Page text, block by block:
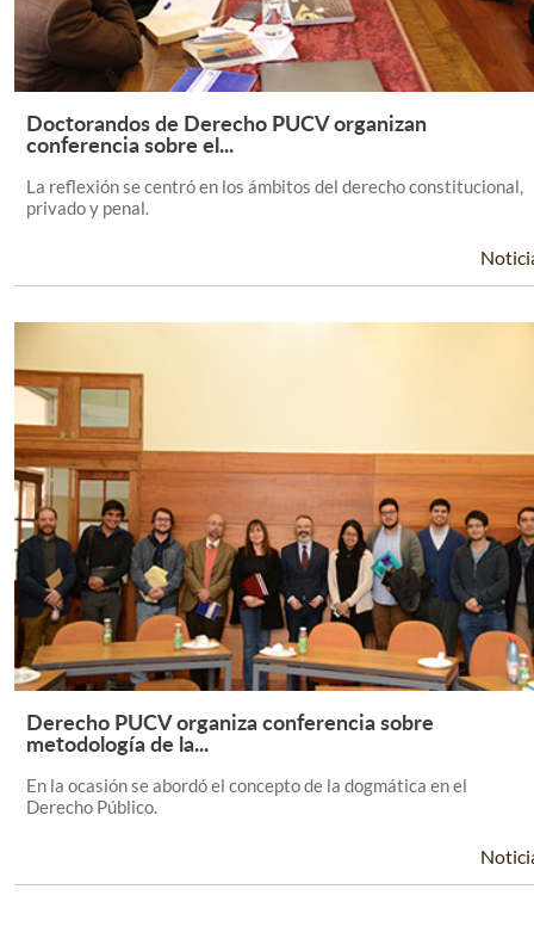
Leer Más +
Doctorandos de Derecho PUCV organizan
conferencia sobre el...
La reflexión se centró en los ámbitos del derecho constitucional,
privado y penal.
Leer Más +
Derecho PUCV organiza conferencia sobre
metodología de la...
En la ocasión se abordó el concepto de la dogmática en el
Derecho Público.